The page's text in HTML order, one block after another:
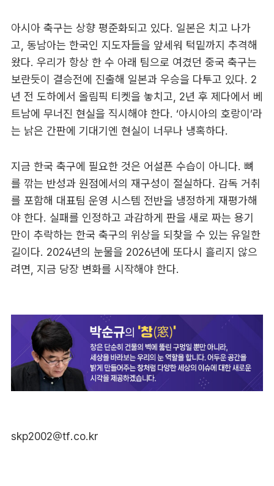
아시아 축구는 상향 평준화되고 있다. 일본은 치고 나가
고, 동남아는 한국인 지도자들을 앞세워 턱밑까지 추격해
왔다. 우리가 항상 한 수 아래 팀으로 여겼던 중국 축구는
보란듯이 결승전에 진출해 일본과 우승을 다투고 있다. 2
년 전 도하에서 올림픽 티켓을 놓치고, 2년 후 제다에서 베
트남에 무너진 현실을 직시해야 한다. ‘아시아의 호랑이’라
는 낡은 간판에 기대기엔 현실이 너무나 냉혹하다.
지금 한국 축구에 필요한 것은 어설픈 수습이 아니다. 뼈
를 깎는 반성과 원점에서의 재구성이 절실하다. 감독 거취
를 포함해 대표팀 운영 시스템 전반을 냉정하게 재평가해
야 한다. 실패를 인정하고 과감하게 판을 새로 짜는 용기
만이 추락하는 한국 축구의 위상을 되찾을 수 있는 유일한
길이다. 2024년의 눈물을 2026년에 또다시 흘리지 않으
려면, 지금 당장 변화를 시작해야 한다.
skp2002@tf.co.kr